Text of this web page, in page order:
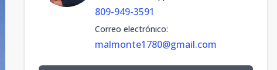
809-949-3591
Correo electrónico:
malmonte1780@gmail.com